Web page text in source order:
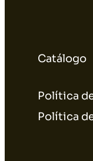
Catálogo
Política
Política